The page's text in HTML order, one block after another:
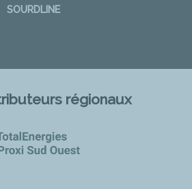
SOURDLINE
régionaux